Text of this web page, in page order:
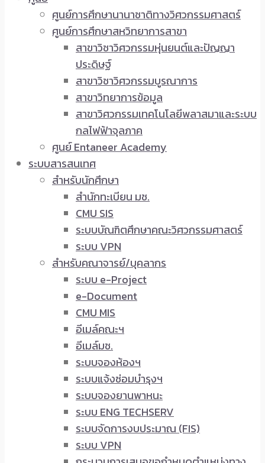
ศูนย์การศึกษานานาชาติทางวิศวกรรมศาสตร์
ศูนย์การศึกษาสหวิทยาการสาขา
สาขาวิชาวิศวกรรมหุ่นยนต์และปัญญา
ประดิษฐ์
สาขาวิชาวิศวกรรมบูรณาการ
สาขาวิทยาการข้อมูล
สาขาวิศวกรรมเทคโนโลยีพลาสมาและระบบ
กลไฟฟ้าจุลภาค
ศูนย์ Entaneer Academy
ระบบสารสนเทศ
สำหรับนักศึกษา
สำนักทะเบียน มช.
CMU SIS
ระบบบัณฑิตศึกษาคณะวิศวกรรมศาสตร์
ระบบ VPN
สำหรับคณาจารย์/บุคลากร
ระบบ e-Project
e-Document
CMU MIS
อีเมล์คณะฯ
อีเมล์มช.
ระบบจองห้องฯ
ระบบแจ้งซ่อมบำรุงฯ
ระบบจองยานพาหนะ
ระบบ ENG TECHSERV
ระบบจัดการงบประมาณ (FIS)
ระบบ VPN